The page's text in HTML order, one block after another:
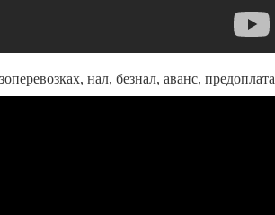
нал, безнал, аванс, предоплата